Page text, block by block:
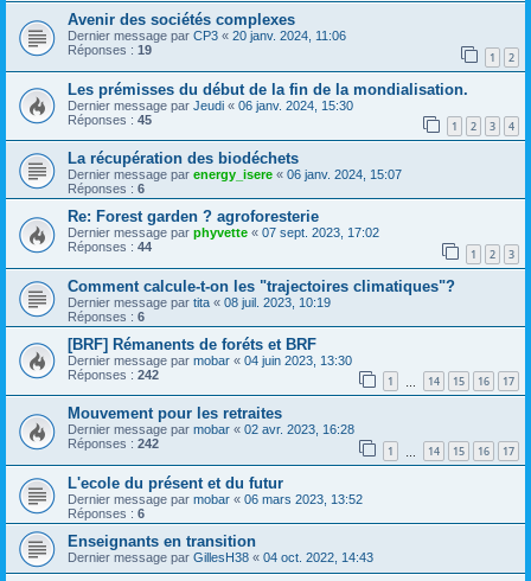
Avenir des sociétés complexes
Dernier message par CP3 « 20 janv. 2024, 11:06
Réponses : 19 1 2
Les prémisses du début de la fin de la mondialisation.
Dernier message par Jeudi « 06 janv. 2024, 15:30
Réponses : 45 1 2 3 4
La récupération des biodéchets
Dernier message par energy_isere « 06 janv. 2024, 15:07
Réponses : 6
Re: Forest garden ? agroforesterie
Dernier message par phyvette « 07 sept. 2023, 17:02
Réponses : 44 1 2 3
Comment calcule-t-on les "trajectoires climatiques"?
Dernier message par tita « 08 juil. 2023, 10:19
Réponses : 6
[BRF] Rémanents de foréts et BRF
Dernier message par mobar « 04 juin 2023, 13:30
Réponses : 242 1 14 15 16 17
Mouvement pour les retraites
Dernier message par mobar « 02 avr. 2023, 16:28
Réponses : 242 1 14 15 16 17
L'ecole du présent et du futur
Dernier message par mobar « 06 mars 2023, 13:52
Réponses : 6
Enseignants en transition
Dernier message par GillesH38 « 04 oct. 2022, 14:43